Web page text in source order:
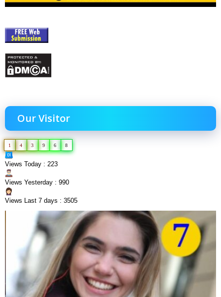
Our Visitor
1 4 3 9 6 8
Views Today : 223
Views Yesterday : 990
Views Last 7 days : 3505